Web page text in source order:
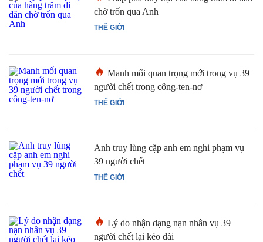
THẾ GIỚI
chờ trốn qua Anh
THẾ GIỚI
Manh mối quan trọng mới trong vụ 39
người chết trong công-ten-nơ
THẾ GIỚI
Anh truy lùng cặp anh em nghi phạm vụ
39 người chết
Lý do nhận dạng nạn nhân vụ 39
người chết lại kéo dài